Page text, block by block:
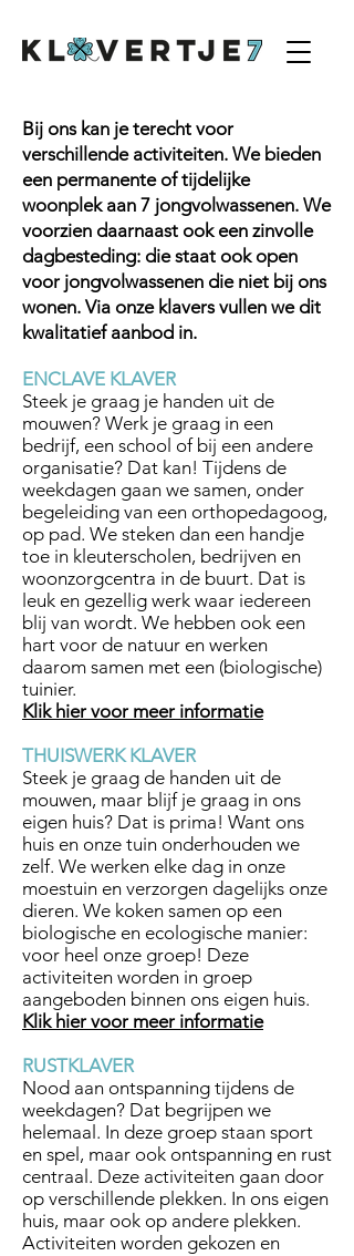
Bij ons kan je terecht voor
verschillende activiteiten. We bieden
een permanente of tijdelijke
woonplek aan 7 jongvolwassenen. We
voorzien daarnaast ook een zinvolle
dagbesteding: die staat ook open
voor jongvolwassenen die niet bij ons
wonen. Via onze klavers vullen we dit
kwalitatief aanbod in.
ENCLAVE KLAVER
Steek je graag je handen uit de
mouwen? Werk je graag in een
bedrijf, een school of bij een andere
organisatie? Dat kan! Tijdens de
weekdagen gaan we samen, onder
begeleiding van een orthopedagoog,
op pad. We steken dan een handje
toe in kleuterscholen, bedrijven en
woonzorgcentra in de buurt. Dat is
leuk en gezellig werk waar iedereen
blij van wordt. We hebben ook een
hart voor de natuur en werken
daarom samen met een (biologische)
tuinier.
Klik hier voor meer informatie
THUISWERK KLAVER
Steek je graag de handen uit de
mouwen, maar blijf je graag in ons
eigen huis? Dat is prima! Want ons
huis en onze tuin onderhouden we
zelf. We werken elke dag in onze
moestuin en verzorgen dagelijks onze
dieren. We koken samen op een
biologische en ecologische manier:
voor heel onze groep! Deze
activiteiten worden in groep
aangeboden binnen ons eigen huis.
Klik hier voor meer informatie
RUSTKLAVER
Nood aan ontspanning tijdens de
weekdagen? Dat begrijpen we
helemaal. In deze groep staan sport
en spel, maar ook ontspanning en rust
centraal. Deze activiteiten gaan door
op verschillende plekken. In ons eigen
huis, maar ook op andere plekken.
Activiteiten worden gekozen en